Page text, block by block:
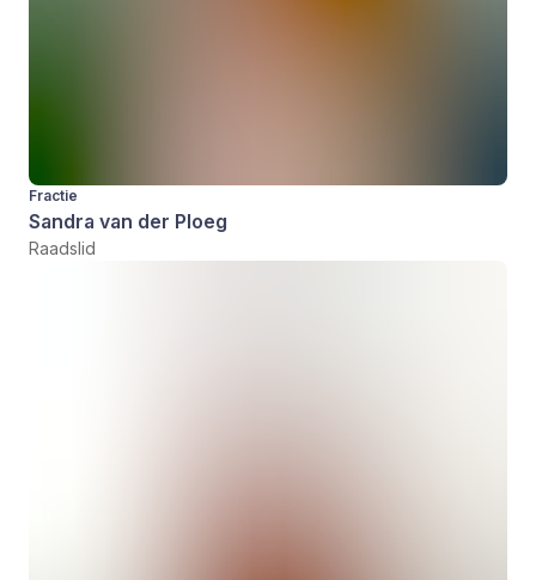
Fractie
Sandra van der Ploeg
Raadslid